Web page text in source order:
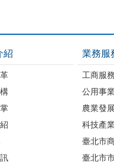
紹
業務服
工商服務
公用事
農業發展
科技產
臺北市
臺北市